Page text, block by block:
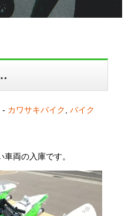
- カワサキバイク ,バイク
両の入庫です。